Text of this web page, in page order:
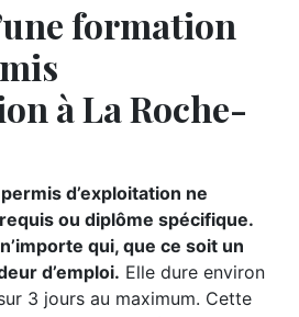
formation
à La Roche-
d’exploitation ne
ou diplôme spécifique.
qui, que ce soit un
d’emploi. Elle dure environ
3 jours au maximum. Cette